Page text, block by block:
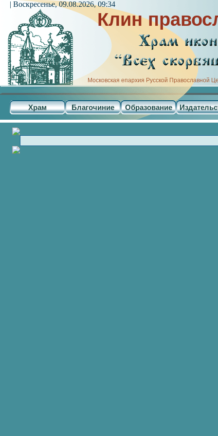
Клин
Московская епархия Русской Православной
Храм Благочиние Образование
| Воскресенье, 09.08.2026, 09:34